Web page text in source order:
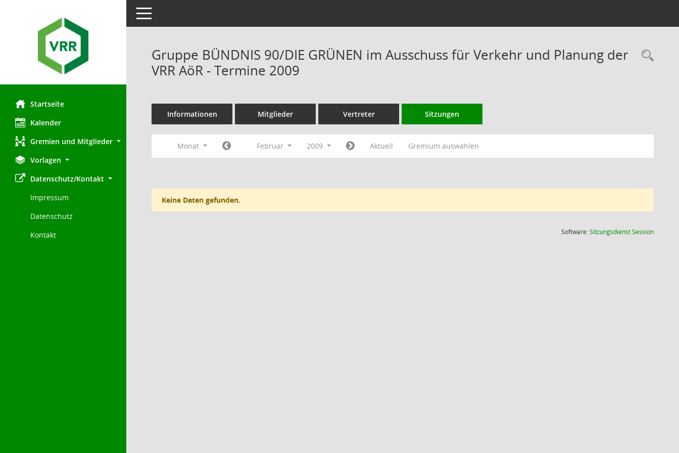
Startseite
Kalender
Gremien und Mitglieder
Vorlagen
Datenschutz/Kontakt
Impressum
Datenschutz
Kontakt
Toggle navigation
Gruppe BÜNDNIS 90/DIE GRÜNEN im Ausschuss für Verkehr und Planung der
VRR AöR - Termine 2009
Informationen Mitglieder Vertreter Sitzungen
Monat Februar 2009 Aktuell Gremium auswählen
Keine Daten gefunden.
Software:SitzungsdienstSession(Wird in